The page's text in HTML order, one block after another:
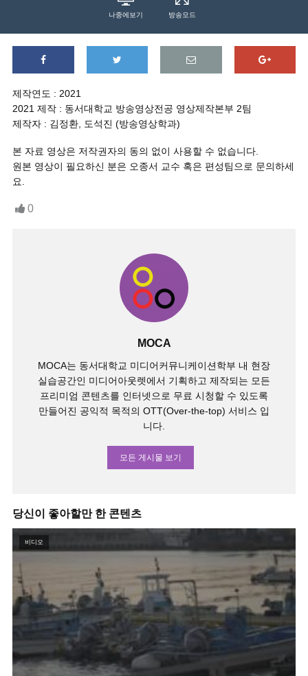
나중에보기 방송모드
제작연도 : 2021
2021 제작 : 동서대학교 방송영상전공 영상제작본부 2팀
제작자 : 김정환, 도석진 (방송영상학과)
본 자료 영상은 저작권자의 동의 없이 사용할 수 없습니다.
원본 영상이 필요하신 분은 오종서 교수 혹은 편성팀으로 문의하세
요.
0
MOCA
MOCA는 동서대학교 미디어커뮤니케이션학부 내 현장
실습공간인 미디어아웃렛에서 기획하고 제작되는 모든
프리미엄 콘텐츠를 인터넷으로 무료 시청할 수 있도록
만들어진 공익적 목적의 OTT(Over-the-top) 서비스 입
니다.
모든 게시물 보기
당신이 좋아할만 한 콘텐츠
비디오